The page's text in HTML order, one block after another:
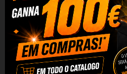
dispositivo também
interferências. O
cm e a temperatura de
+85°C.Além disso, o
atualizado para RJ11,
tornando a conexão mais